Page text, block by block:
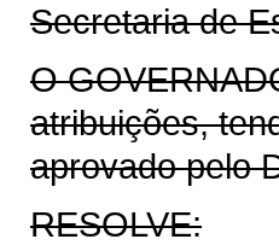
Secretaria de
O
atribuições,
aprovado pelo
RESOLVE: